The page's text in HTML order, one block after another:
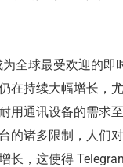
全球最受欢迎的即
在持续大幅增长，
用通讯设备的需求
的诸多限制，人们
长，这使得